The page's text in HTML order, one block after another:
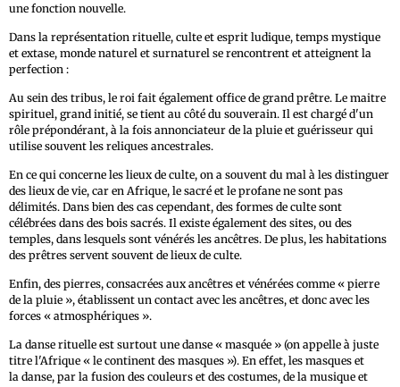
une fonction nouvelle.
Dans la représentation rituelle, culte et esprit ludique, temps mystique
et extase, monde naturel et surnaturel se rencontrent et atteignent la
perfection :
Au sein des tribus, le roi fait également office de grand prêtre. Le maitre
spirituel, grand initié, se tient au côté du souverain. Il est chargé d'un
rôle prépondérant, à la fois annonciateur de la pluie et guérisseur qui
utilise souvent les reliques ancestrales.
En ce qui concerne les lieux de culte, on a souvent du mal à les distinguer
des lieux de vie, car en Afrique, le sacré et le profane ne sont pas
délimités. Dans bien des cas cependant, des formes de culte sont
célébrées dans des bois sacrés. Il existe également des sites, ou des
temples, dans lesquels sont vénérés les ancêtres. De plus, les habitations
des prêtres servent souvent de lieux de culte.
Enfin, des pierres, consacrées aux ancêtres et vénérées comme « pierre
de la pluie », établissent un contact avec les ancêtres, et donc avec les
forces « atmosphériques ».
La danse rituelle est surtout une danse « masquée » (on appelle à juste
titre l'Afrique « le continent des masques »). En effet, les masques et
la danse, par la fusion des couleurs et des costumes, de la musique et